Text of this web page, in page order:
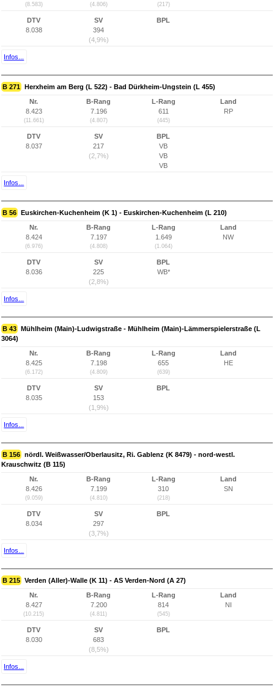
(8.583) (4.806) (217)
DTV
8.038
SV
394
(4,9%)
BPL
Infos...
B 271 Herxheim am Berg (L 522) - Bad Dürkheim-Ungstein (L 455)
Nr.
8.423
(11.661)
B-Rang
7.196
(4.807)
L-Rang
611
(445)
Land
RP
DTV
8.037
SV
217
(2,7%)
BPL
VB
VB
VB
Infos...
B 56 Euskirchen-Kuchenheim (K 1) - Euskirchen-Kuchenheim (L 210)
Nr.
8.424
(6.976)
B-Rang
7.197
(4.808)
L-Rang
1.649
(1.064)
Land
NW
DTV
8.036
SV
225
(2,8%)
BPL
WB*
Infos...
B 43 Mühlheim (Main)-Ludwigstraße - Mühlheim (Main)-Lämmerspielerstraße (L
3064)
Nr.
8.425
(6.172)
B-Rang
7.198
(4.809)
L-Rang
655
(639)
Land
HE
DTV
8.035
SV
153
(1,9%)
BPL
Infos...
B 156 nördl. Weißwasser/Oberlausitz, Ri. Gablenz (K 8479) - nord-westl.
Krauschwitz (B 115)
Nr.
8.426
(9.059)
B-Rang
7.199
(4.810)
L-Rang
310
(218)
Land
SN
DTV
8.034
SV
297
(3,7%)
BPL
Infos...
B 215 Verden (Aller)-Walle (K 11) - AS Verden-Nord (A 27)
Nr.
8.427
(10.215)
B-Rang
7.200
(4.811)
L-Rang
814
(545)
Land
NI
DTV
8.030
SV
683
(8,5%)
BPL
Infos...